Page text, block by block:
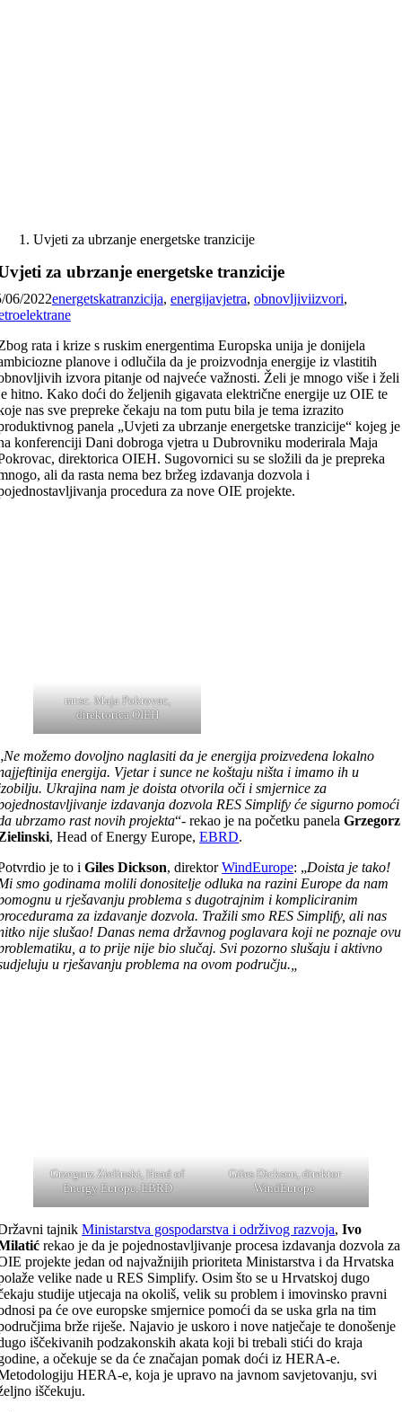
Uvjeti za ubrzanje energetske tranzicije
za ubrzanje energetske tranzicije
06/2022energetskatranzicija, energijavjetra, obnovljiviizvori,
rata i krize s ruskim energentima Europska unija je donijela
planove i odlučila da je proizvodnja energije iz vlastitih
izvora pitanje od najveće važnosti. Želi je mnogo više i želi
hitno. Kako doći do željenih gigavata električne energije uz OIE te
nas sve prepreke čekaju na tom putu bila je tema izrazito
panela „Uvjeti za ubrzanje energetske tranzicije“ kojeg je
konferenciji Dani dobroga vjetra u Dubrovniku moderirala Maja
direktorica OIEH. Sugovornici su se složili da je prepreka
ali da rasta nema bez bržeg izdavanja dozvola i
procedura za nove OIE projekte.
mr.sc. Maja Pokrovac,
direktorica OIEH
Ne možemo dovoljno naglasiti da je energija proizvedena lokalno
energija. Vjetar i sunce ne koštaju ništa i imamo ih u
Ukrajina nam je doista otvorila oči i smjernice za
izdavanja dozvola RES Simplify će sigurno pomoći
ubrzamo rast novih projekta“- rekao je na početku panelaGrzegorz
, Head of Energy Europe,EBRD.
je to i Giles Dickson, direktorWindEurope: „Doista je tako!
smo godinama molili donositelje odluka na razini Europe da nam
u rješavanju problema s dugotrajnim i kompliciranim
za izdavanje dozvola. Tražili smo RES Simplify, ali nas
nije slušao! Danas nema državnog poglavara koji ne poznaje ovu
a to prije nije bio slučaj. Svi pozorno slušaju i aktivno
u rješavanju problema na ovom području.„
Grzegorz Zielinski, Head of
Energy Europe, EBRD
Giles Dickson, direktor
WindEurope
tajnikMinistarstva gospodarstva i održivog razvoja, Ivo
rekao je da je pojednostavljivanje procesa izdavanja dozvola za
projekte jedan od najvažnijih prioriteta Ministarstva i da Hrvatska
velike nade u RES Simplify. Osim što se u Hrvatskoj dugo
studije utjecaja na okoliš, velik su problem i imovinsko pravni
pa će ove europske smjernice pomoći da se uska grla na tim
brže riješe. Najavio je uskoro i nove natječaje te donošenje
iščekivanih podzakonskih akata koji bi trebali stići do kraja
a očekuje se da će značajan pomak doći iz HERA-e.
HERA-e, koja je upravo na javnom savjetovanju, svi
iščekuju.